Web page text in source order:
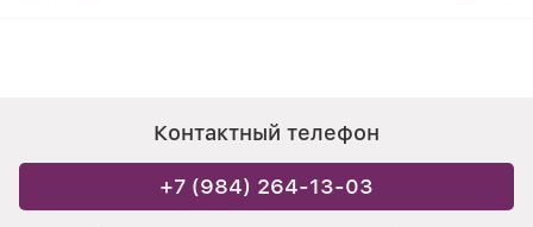
Контактный телефон
+7 (984) 264-13-03